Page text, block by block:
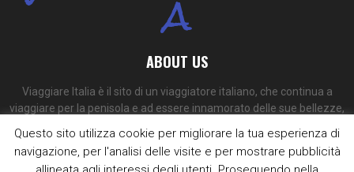
ABOUT US
Viaggiare Italia è il sito di un viaggiatore italiano, che continua a
viaggiare per la penisola e ad essere innamorato delle sue bellezze,
Contact us:redazione@viaggiare-italia.com
Questo sito utilizza cookie per migliorare la tua esperienza di
navigazione, per l'analisi delle visite e per mostrare pubblicità